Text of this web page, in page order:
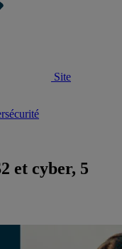
Site
et cyber, 5